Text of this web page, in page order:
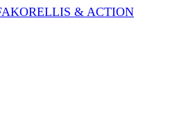
& ACTION